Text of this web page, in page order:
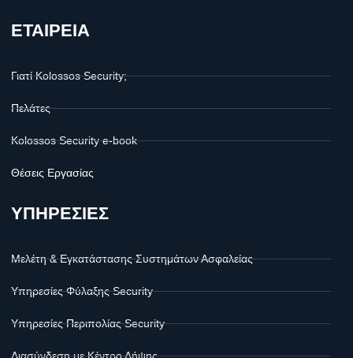
ΕΤΑΙΡΕΙΑ
Γιατί Kolossos Security;
Πελάτες
Kolossos Security e-book
Θέσεις Εργασίας
ΥΠΗΡΕΣΙΕΣ
Μελέτη & Εγκατάστασης Συστημάτων Ασφαλείας
Υπηρεσίες Φύλαξης Security
Υπηρεσίες Περιπολίας Security